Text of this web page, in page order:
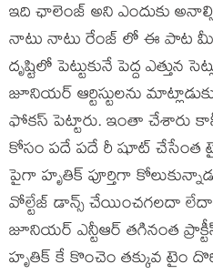
ఇది ఛాలెంజ్ అని ఎందుకు
నాటు నాటు రేంజ్ లో ఈ పాట
దృష్టిలో పెట్టుకునే పెద్ద ఎత్తున
జూనియర్ ఆర్టిస్టులను
ఫోకస్ పెట్టారు. ఇంతా చేశారు
కోసం పదే పదే రీ షూట్ చేసేంత
పైగా హృతిక్ పూర్తిగా
వోల్టేజ్ డాన్స్ చేయించగలదా
జూనియర్ ఎన్టీఆర్ తగినంత
హృతిక్ కే కొంచెం తక్కువ టైం